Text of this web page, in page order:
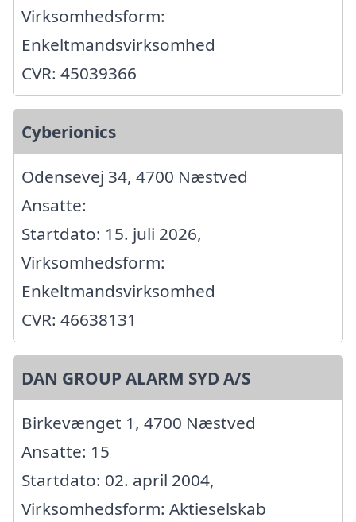
Virksomhedsform:
Enkeltmandsvirksomhed
CVR: 45039366
Cyberionics
Odensevej 34, 4700 Næstved
Ansatte:
Startdato: 15. juli 2026,
Virksomhedsform:
Enkeltmandsvirksomhed
CVR: 46638131
DAN GROUP ALARM SYD A/S
Birkevænget 1, 4700 Næstved
Ansatte: 15
Startdato: 02. april 2004,
Virksomhedsform: Aktieselskab